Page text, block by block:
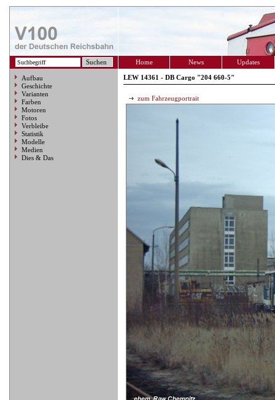
Home News Updates
Aufbau
Geschichte
Varianten
Farben
Motoren
Fotos
Verbleibe
Statistik
Modelle
Medien
Dies & Das
LEW 14361 - DB Cargo "204 660-5"
zum Fahrzeugportrait